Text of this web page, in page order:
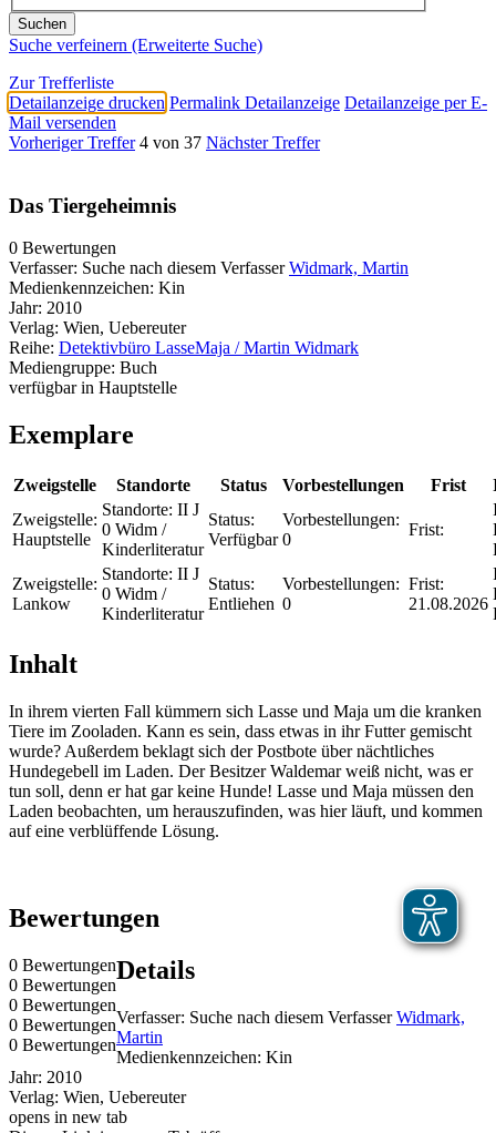
Suche verfeinern (Erweiterte Suche)
Zur Trefferliste
Detailanzeige drucken Permalink Detailanzeige Detailanzeige per E-
Mail versenden
Vorheriger Treffer 4 von 37 Nächster Treffer
Das Tiergeheimnis
0 Bewertungen
Verfasser: Suche nach diesem Verfasser Widmark, Martin
Medienkennzeichen: Kin
Jahr: 2010
Verlag: Wien, Uebereuter
Reihe: Detektivbüro LasseMaja / Martin Widmark
Mediengruppe: Buch
verfügbar in Hauptstelle
Exemplare
Zweigstelle Standorte Status Vorbestellungen Frist
Zweigstelle:
Hauptstelle
Standorte: II J
0 Widm /
Kinderliteratur
Status:
Verfügbar
Vorbestellungen:
0
Frist:
Zweigstelle:
Lankow
Standorte: II J
0 Widm /
Kinderliteratur
Status:
Entliehen
Vorbestellungen:
0
Frist:
21.08.2026
Inhalt
In ihrem vierten Fall kümmern sich Lasse und Maja um die kranken
Tiere im Zooladen. Kann es sein, dass etwas in ihr Futter gemischt
wurde? Außerdem beklagt sich der Postbote über nächtliches
Hundegebell im Laden. Der Besitzer Waldemar weiß nicht, was er
tun soll, denn er hat gar keine Hunde! Lasse und Maja müssen den
Laden beobachten, um herauszufinden, was hier läuft, und kommen
auf eine verblüffende Lösung.
Bewertungen
0 Bewertungen
0 Bewertungen
0 Bewertungen
0 Bewertungen
0 Bewertungen
Details
Verfasser: Suche nach diesem Verfasser Widmark,
Martin
Medienkennzeichen: Kin
Jahr: 2010
Verlag: Wien, Uebereuter
opens in new tab